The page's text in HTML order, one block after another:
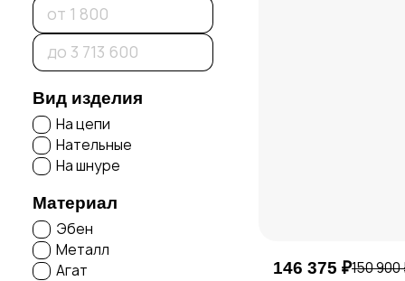
Вид изделия
На цепи
Нательные
На шнуре
Материал
Эбен
Металл
Агат
146 375 ₽150 900